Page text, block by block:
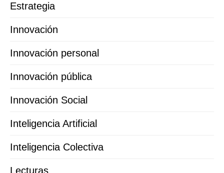
Estrategia
Innovación
Innovación personal
Innovación pública
Innovación Social
Inteligencia Artificial
Inteligencia Colectiva
Lecturas